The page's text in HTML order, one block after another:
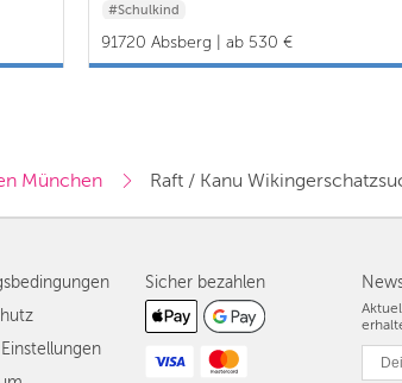
#Schulkind
91720 Absberg | ab 530 €
München Raft / Kanu
Sicher bezahlen